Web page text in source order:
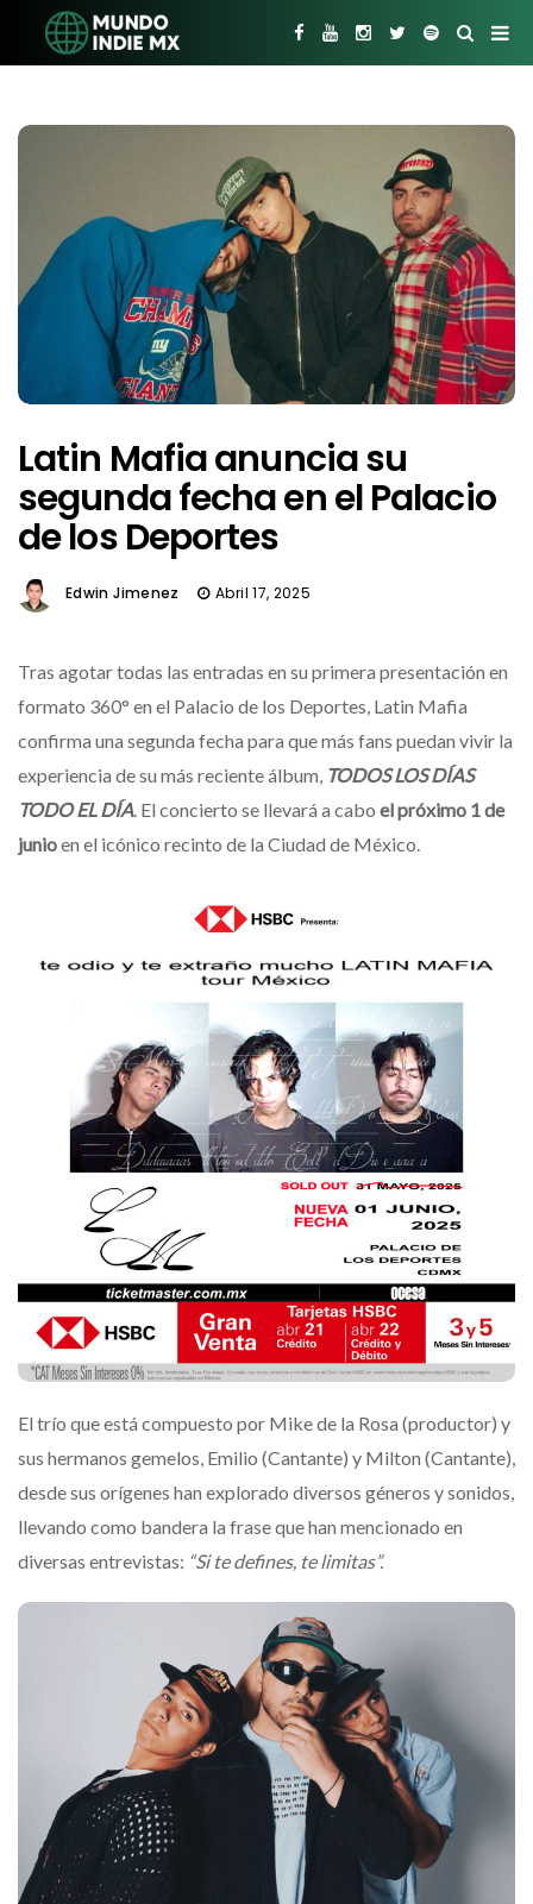
Latin Mafia anuncia su
segunda fecha en el Palacio
de los Deportes
Edwin Jimenez Abril 17, 2025
Tras agotar todas las entradas en su primera presentación en
formato 360° en el Palacio de los Deportes, Latin Mafia
confirma una segunda fecha para que más fans puedan vivir la
experiencia de su más reciente álbum, TODOS LOS DÍAS
TODO EL DÍA. El concierto se llevará a cabo el próximo 1 de
junioen el icónico recinto de la Ciudad de México.
El trío que está compuesto por Mike de la Rosa (productor) y
sus hermanos gemelos, Emilio (Cantante) y Milton (Cantante),
desde sus orígenes han explorado diversos géneros y sonidos,
llevando como bandera la frase que han mencionado en
diversas entrevistas: “Si te defines, te limitas”.